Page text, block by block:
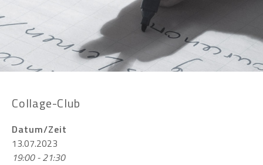
Collage-Club
Datum/Zeit
13.07.2023
19:00 - 21:30